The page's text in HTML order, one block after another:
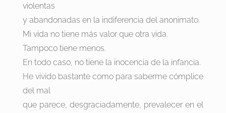
violentas
y abandonadas en la indiferencia del anonimato.
Mi vida no tiene más valor que otra vida.
Tampoco tiene menos.
En todo caso, no tiene la inocencia de la infancia.
He vivido bastante como para saberme cómplice
del mal
que parece, desgraciadamente, prevalecer en el